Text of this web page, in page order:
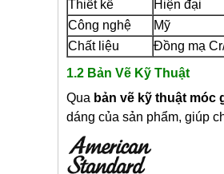
Thiết kế
Hiện đại
Công nghệ
Mỹ
Chất liệu
Đồng mạ
1.2 Bản Vẽ Kỹ Thuật
Qua bản vẽ kỹ thuật móc
dáng của sản phẩm, giúp